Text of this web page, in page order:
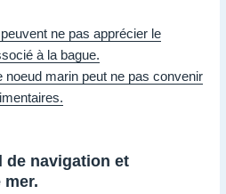
ne pas apprécier le
à la bague.
noeud marin peut ne pas convenir
de navigation et
mer.